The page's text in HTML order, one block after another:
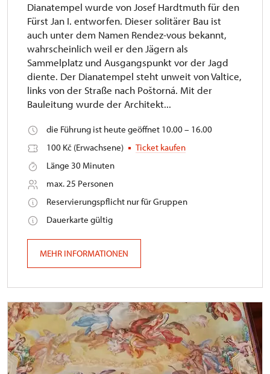
Dianatempel wurde von Josef Hardtmuth für den
Fürst Jan I. entworfen. Dieser solitärer Bau ist
auch unter dem Namen Rendez-vous bekannt,
wahrscheinlich weil er den Jägern als
Sammelplatz und Ausgangspunkt vor der Jagd
diente. Der Dianatempel steht unweit von Valtice,
links von der Straße nach Poštorná. Mit der
Bauleitung wurde der Architekt...
die Führung ist heute geöffnet 10.00 – 16.00
100 Kč (Erwachsene)
Ticket kaufen
Länge 30 Minuten
max. 25 Personen
Reservierungspflicht nur für Gruppen
Dauerkarte gültig
MEHR INFORMATIONEN